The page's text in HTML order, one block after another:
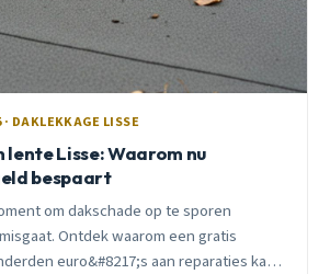
· DAKLEKKAGE LISSE
lente Lisse: Waarom nu
bespaart
om dakschade op te sporen
Ontdek waarom een gratis
euro&#8217;s aan reparaties kan